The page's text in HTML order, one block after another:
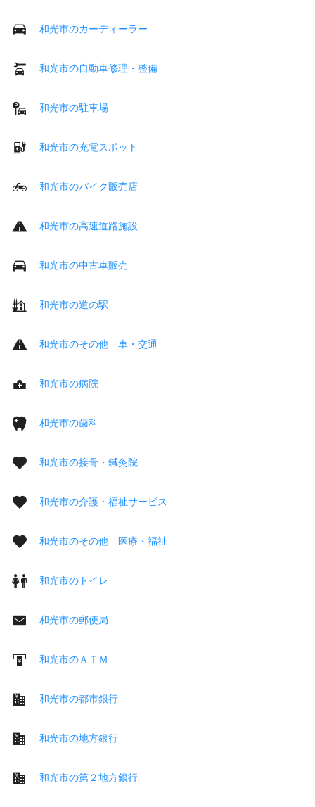
和光市のカーディーラー
和光市の自動車修理・整備
和光市の駐車場
和光市の充電スポット
和光市のバイク販売店
和光市の高速道路施設
和光市の中古車販売
和光市の道の駅
和光市のその他 車・交通
和光市の病院
和光市の歯科
和光市の接骨・鍼灸院
和光市の介護・福祉サービス
和光市のその他 医療・福祉
和光市のトイレ
和光市の郵便局
和光市のＡＴＭ
和光市の都市銀行
和光市の地方銀行
和光市の第２地方銀行